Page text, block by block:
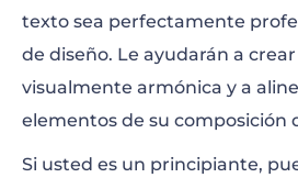
texto sea perfectamente
de diseño. Le ayudarán a
visualmente armónica y a
elementos de su composición
Si usted es un principiante,